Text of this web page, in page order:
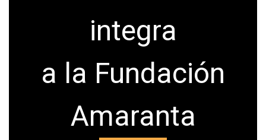
integra
a la Fundación
Amaranta